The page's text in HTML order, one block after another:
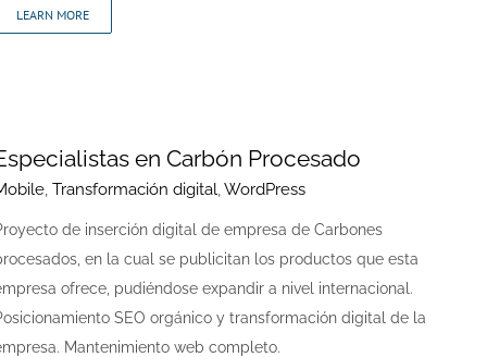
LEARN MORE
en Carbón Procesado
, Transformación digital,WordPress
de inserción digital de empresa de Carbones
en la cual se publicitan los productos que esta
ofrece, pudiéndose expandir a nivel internacional.
SEO orgánico y transformación digital de la
Mantenimiento web completo.